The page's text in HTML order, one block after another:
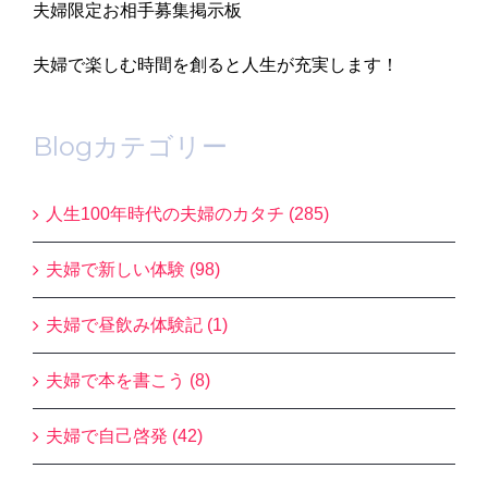
夫婦限定お相手募集掲示板
夫婦で楽しむ時間を創ると人生が充実します！
Blogカテゴリー
人生100年時代の夫婦のカタチ (285)
夫婦で新しい体験 (98)
夫婦で昼飲み体験記 (1)
夫婦で本を書こう (8)
夫婦で自己啓発 (42)